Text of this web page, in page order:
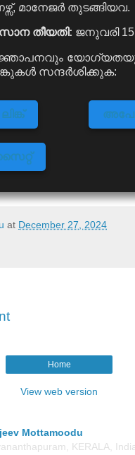
മാനേജർ തുടങ്ങിയവ.
തീയതി: ജനുവരി
സന്ദർശിക്കുക:
at December 27, 2024
Home
View web version
Mottamoodu
KERALA,